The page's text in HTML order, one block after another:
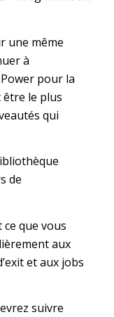
une même
à
pour la
le plus
qui
de
que vous
aux
et aux jobs
suivre